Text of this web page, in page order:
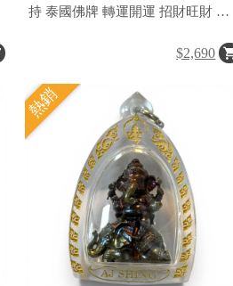
持 泰國佛牌 轉運開運 招財旺財 擋
$2,690
熱銷